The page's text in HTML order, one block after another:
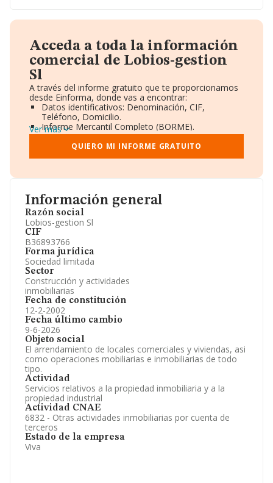
Información general
Razón social
Lobios-gestion Sl
CIF
B36893766
Forma jurídica
Sociedad limitada
Sector
Construcción y actividades
inmobiliarias
Fecha de constitución
12-2-2002
Fecha último cambio
9-6-2026
Objeto social
El arrendamiento de locales comerciales y viviendas, asi
como operaciones mobiliarias e inmobiliarias de todo
tipo.
Actividad
Servicios relativos a la propiedad inmobiliaria y a la
propiedad industrial
Actividad CNAE
6832 - Otras actividades inmobiliarias por cuenta de
terceros
Estado de la empresa
Viva
Acceda a toda la información
comercial de Lobios-gestion
Sl
A través del informe gratuito que te proporcionamos
desde Einforma, donde vas a encontrar:
Datos identificativos: Denominación, CIF,
Teléfono, Domicilio.
Informe Mercantil Completo (BORME).
Gráficos de Evolución Ventas y Empleados.
Consejo de Administración y Administradores.
Directivos y Ejecutivos.
Información oficial y registral complementaria.
Ver más
QUIERO MI INFORME GRATUITO